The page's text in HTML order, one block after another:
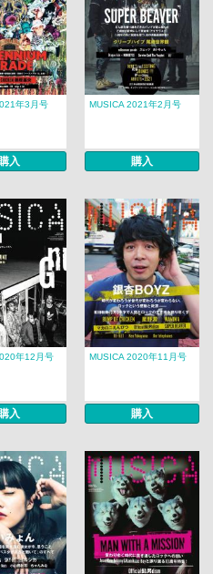
年3月号
入
MUSICA 2021年2月号
購入
年12月号
入
MUSICA 2020年11月号
購入